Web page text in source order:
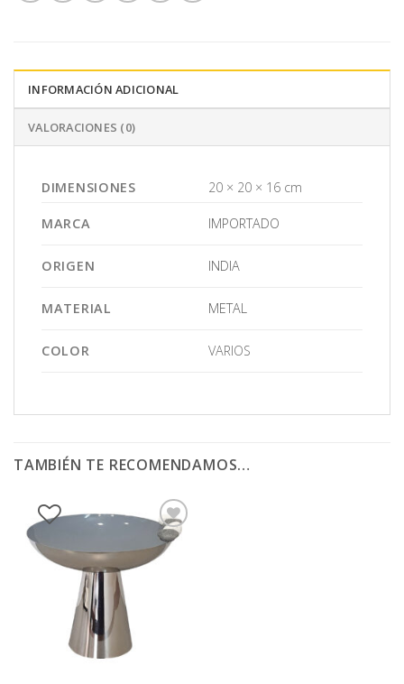
INFORMACIÓN ADICIONAL
VALORACIONES (0)
DIMENSIONES 20 × 20 × 16 cm
MARCA IMPORTADO
ORIGEN INDIA
MATERIAL METAL
COLOR VARIOS
TAMBIÉN TE RECOMENDAMOS…